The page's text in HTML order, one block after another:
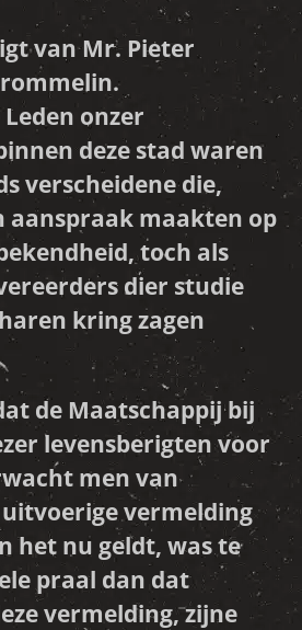
van Mr. Pieter
onzer
deze stad waren
verscheidene die,
aanspraak maakten op
toch als
dier studie
kring zagen
de Maatschappij bij
levensberigten voor
men van
vermelding
het nu geldt, was te
praal dan dat
vermelding, zijne